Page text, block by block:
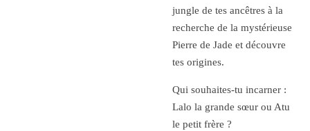
jungle de tes ancêtres à la
recherche de la mystérieuse
Pierre de Jade et découvre
tes origines.
Qui souhaites-tu incarner :
Lalo la grande sœur ou Atu
le petit frère ?